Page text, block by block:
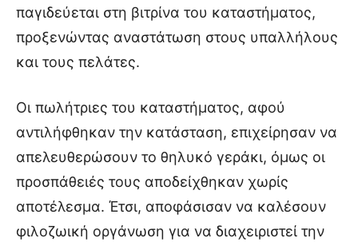
παγιδεύεται στη βιτρίνα του καταστήματος,
προξενώντας αναστάτωση στους υπαλλήλους
και τους πελάτες.
Οι πωλήτριες του καταστήματος, αφού
αντιλήφθηκαν την κατάσταση, επιχείρησαν να
απελευθερώσουν το θηλυκό γεράκι, όμως οι
προσπάθειές τους αποδείχθηκαν χωρίς
αποτέλεσμα. Έτσι, αποφάσισαν να καλέσουν
φιλοζωική οργάνωση για να διαχειριστεί την